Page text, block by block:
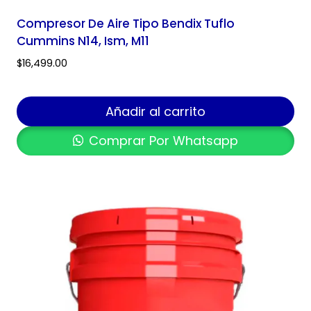
Compresor De Aire Tipo Bendix Tuflo
Cummins N14, Ism, M11
$16,499.00
Añadir al carrito
Comprar Por Whatsapp